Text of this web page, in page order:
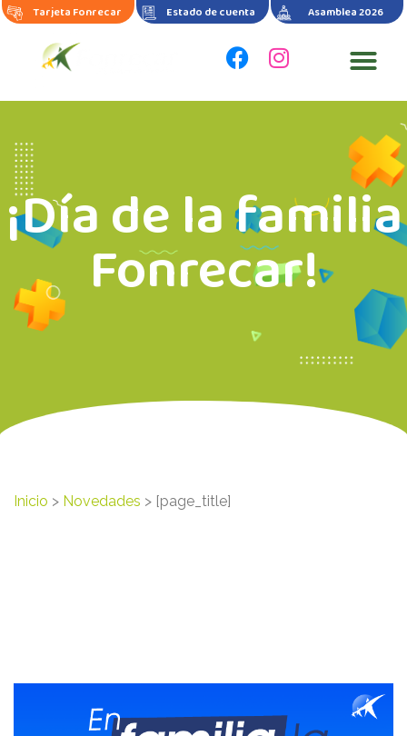
Tarjeta Fonrecar Estado de cuenta Asamblea 2026
¡Día de la familia
Fonrecar!
Inicio > Novedades > [page_title]